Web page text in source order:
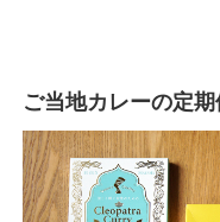
ご当地カレーの定